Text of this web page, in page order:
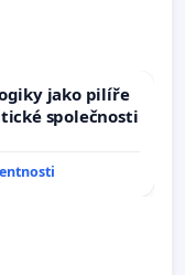
jako pilíře
společnosti